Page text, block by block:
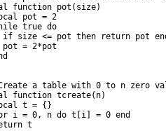
function pot
( size)
pot = 2
true do
if size <= pot then return pot
pot = 2*pot
a table with 0 to n zero
function tcreate
( n)
t =
{ }
i = 0, n do t
i
= 0 end
t